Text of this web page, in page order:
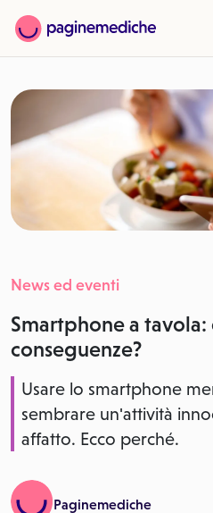
News ed eventi
Smartphone a tavola:
conseguenze?
Usare lo smartphone
sembrare un'attività
affatto. Ecco perché.
Paginemediche